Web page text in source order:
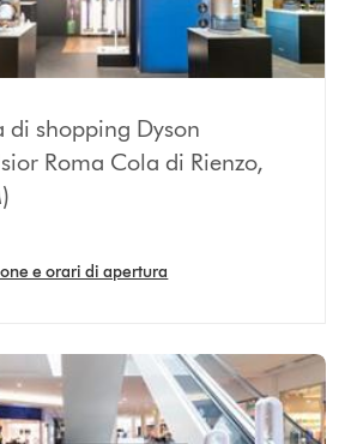
di shopping Dyson
Roma Cola di Rienzo,
e orari di apertura